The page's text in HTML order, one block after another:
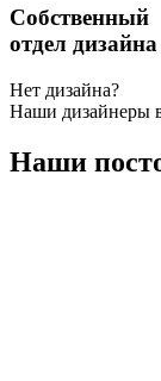
Собственный
отдел дизайна
Нет дизайна?
Наши дизайнеры
Наши